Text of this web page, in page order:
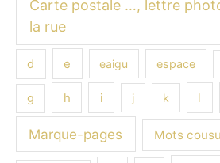
Carte postale …, lettre
la rue
d e eaigu espace
g h i j k l
Marque-pages Mots